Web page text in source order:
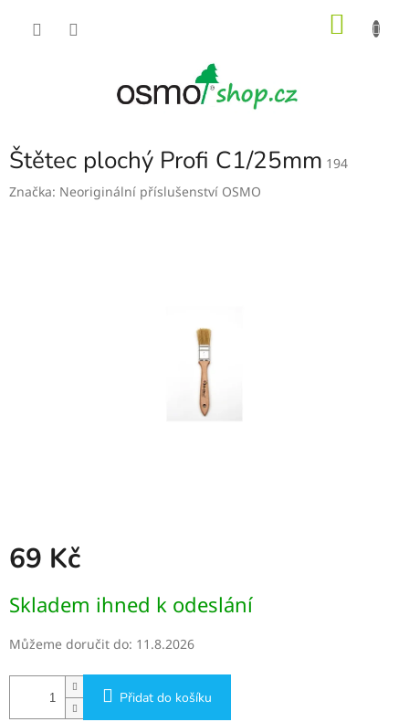
Štětec plochý Profi C1/25mm 194
Značka: Neoriginální příslušenství OSMO
69 Kč
cena:
Skladem ihned k odeslání
Můžeme doručit do: 11.8.2026
Přidat do košíku